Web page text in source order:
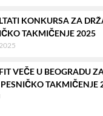
KONKURSA ZA
TAKMIČENJE 2025
VEČE U BEOGRADU
PESNIČKO TAKMIČENJE